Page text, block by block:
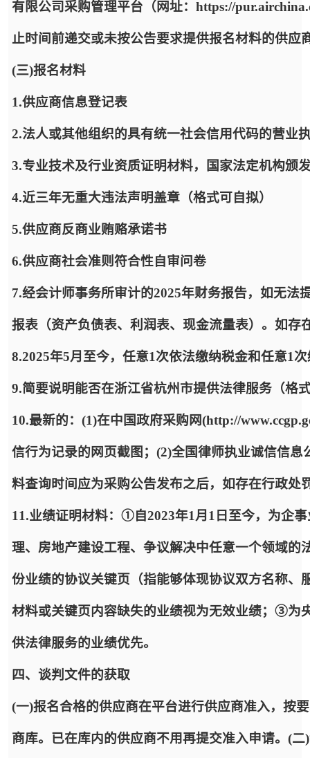
有限公司采购管理平台（网址：https://
止时间前递交或未按公告要求提供报名材料的供
(三)报名材料
1.供应商信息登记表
2.法人或其他组织的具有统一社会信用代码的营业
3.专业技术及行业资质证明材料，国家法定机构颁
4.近三年无重大违法声明盖章（格式可自拟）
5.供应商反商业贿赂承诺书
6.供应商社会准则符合性自审问卷
7.经会计师事务所审计的2025年财务报告，如无法
报表（资产负债表、利润表、现金流量表）。如存
8.2025年5月至今，任意1次依法缴纳税金和任意1
9.简要说明能否在浙江省杭州市提供法律服务（格
10.最新的：(1)在中国政府采购网(http://
信行为记录的网页截图；(2)全国律师执业诚信信
料查询时间应为采购公告发布之后，如存在行政处
11.业绩证明材料：①自2023年1月1日至今，为企
理、房地产建设工程、争议解决中任意一个领域
份业绩的协议关键页（指能够体现协议双方名称
材料或关键页内容缺失的业绩视为无效业绩；③为
供法律服务的业绩优先。
四、谈判文件的获取
(一)报名合格的供应商在平台进行供应商准入，按
商库。已在库内的供应商不用再提交准入申请。(